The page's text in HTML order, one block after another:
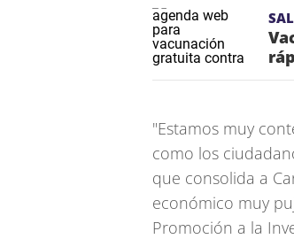
"Estamos muy
como los
que consolida a
económico muy
Promoción a la